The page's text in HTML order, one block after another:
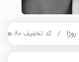
روژا کد تخفیف 80 هزار تومانی محصولات بهداشتی روژا